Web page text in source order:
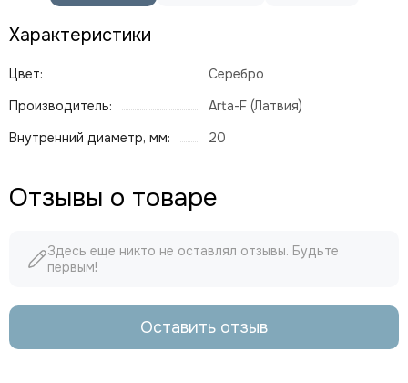
Характеристики
Цвет:
Серебро
Производитель:
Arta-F (Латвия)
Внутренний диаметр, мм:
20
Отзывы о товаре
Здесь еще никто не оставлял отзывы. Будьте
первым!
Оставить отзыв